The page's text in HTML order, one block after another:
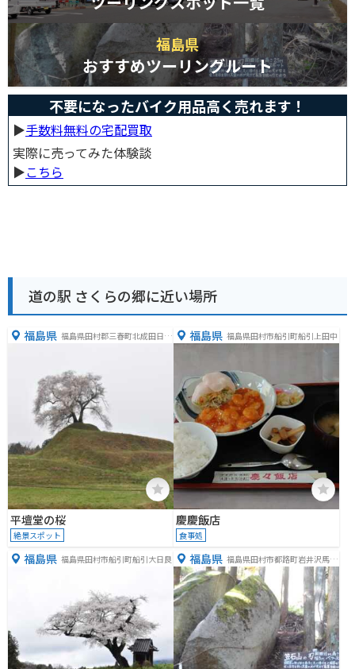
福島県
おすすめツーリングルート
不要になったバイク用品高く売れます！
▶︎手数料無料の宅配買取
実際に売ってみた体験談
▶︎こちら
道の駅 さくらの郷に近い場所
福島県 福島県田村郡三春町北成田日中
平壇堂の桜
絶景スポット
福島県 福島県田村市船引町船引上田中
慶慶飯店
食事処
福島県 福島県田村市船引町船引大日良 福島県 福島県田村市都路町岩井沢馬酔
木沢２９８